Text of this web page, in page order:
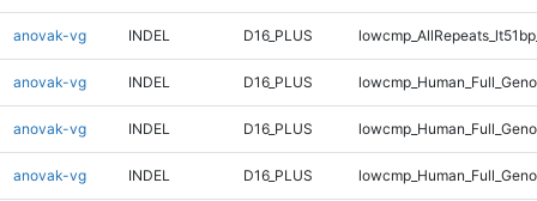
anovak-vg INDEL D16_PLUS
anovak-vg INDEL D16_PLUS
anovak-vg INDEL D16_PLUS
anovak-vg INDEL D16_PLUS